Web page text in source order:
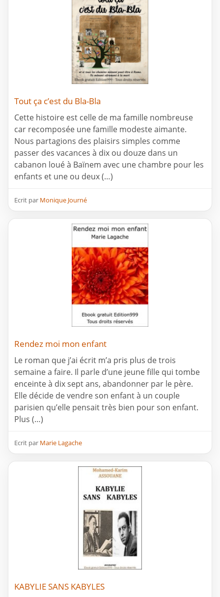
Tout ça c’est du Bla-Bla
Cette histoire est celle de ma famille nombreuse
car recomposée une famille modeste aimante.
Nous partagions des plaisirs simples comme
passer des vacances à dix ou douze dans un
cabanon loué à Baïnem avec une chambre pour les
enfants et une ou deux (…)
Ecrit par Monique Journé
Rendez moi mon enfant
Le roman que j’ai écrit m’a pris plus de trois
semaine a faire. Il parle d’une jeune fille qui tombe
enceinte à dix sept ans, abandonner par le père.
Elle décide de vendre son enfant à un couple
parisien qu’elle pensait très bien pour son enfant.
Plus (…)
Ecrit par Marie Lagache
KABYLIE SANS KABYLES